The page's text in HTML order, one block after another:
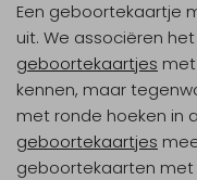
Een geboortekaartje
uit. We associëren
geboortekaartjes
kennen, maar
met ronde hoeken in
geboortekaartjes
geboortekaarten met